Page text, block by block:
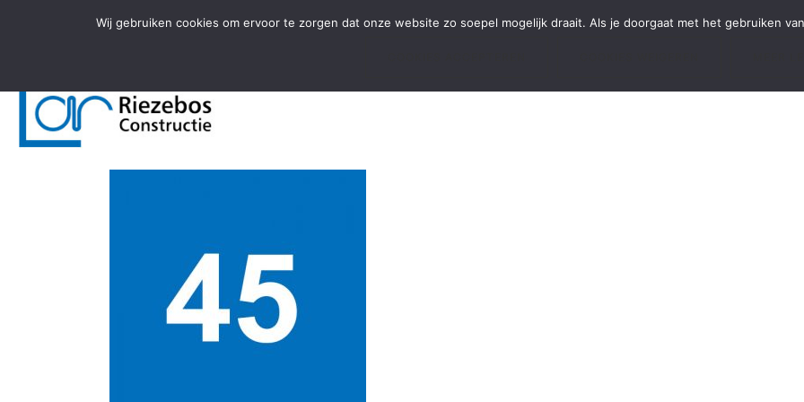
inhoud
45
Wij gebruiken cookies om ervoor te zorgen dat onze website zo soepel mogelijk draait. Als je doorgaat met het gebruiken